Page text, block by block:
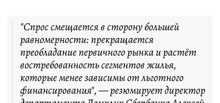
"Спрос смещается в сторону большей
равномерности: прекращается
преобладание первичного рынка и растёт
востребованность сегментов жилья,
которые менее зависимы от льготного
финансирования", — резюмирует директор